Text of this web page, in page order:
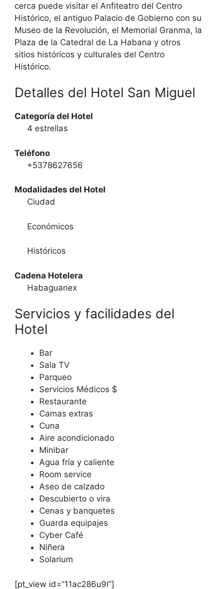
cerca puede visitar el Anfiteatro del Centro
Histórico, el antiguo Palacio de Gobierno con su
Museo de la Revolución, el Memorial Granma, la
Plaza de la Catedral de La Habana y otros
sitios históricos y culturales del Centro
Histórico.
Detalles del Hotel San Miguel
Categoría del Hotel
4 estrellas
Teléfono
+5378627656
Modalidades del Hotel
Ciudad
Económicos
Históricos
Cadena Hotelera
Habaguanex
Servicios y facilidades del
Hotel
Bar
Sala TV
Parqueo
Servicios Médicos $
Restaurante
Camas extras
Cuna
Aire acondicionado
Minibar
Agua fría y caliente
Room service
Aseo de calzado
Descubierto o vira
Cenas y banquetes
Guarda equipajes
Cyber Café
Niñera
Solarium
[pt_view id=”11ac286u9l”]